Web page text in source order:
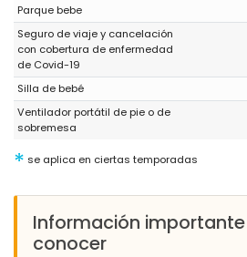
Parque bebe
Seguro de viaje y cancelación
con cobertura de enfermedad
de Covid-19
Silla de bebé
Ventilador portátil de pie o de
sobremesa
* se aplica en ciertas temporadas
Información
conocer